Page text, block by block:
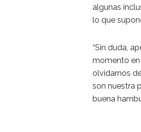
algunas
lo que
“Sin duda,
momento en
olvidarnos
son nuestra
buena